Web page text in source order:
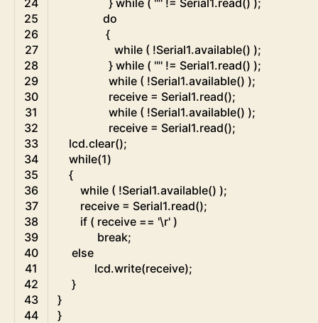
25
26
27
28
29
30
31
32
33
34
35
36
37
38
39
40
41
42
43
44
do
{
while ( !Serial1.available() );
} while ( '"' != Serial1.read() );
while ( !Serial1.available() );
receive = Serial1.read();
while ( !Serial1.available() );
receive = Serial1.read();
lcd.clear();
while(1)
{
while ( !Serial1.available() );
receive = Serial1.read();
if ( receive == '\r' )
break;
else
lcd.write(receive);
}
}
}